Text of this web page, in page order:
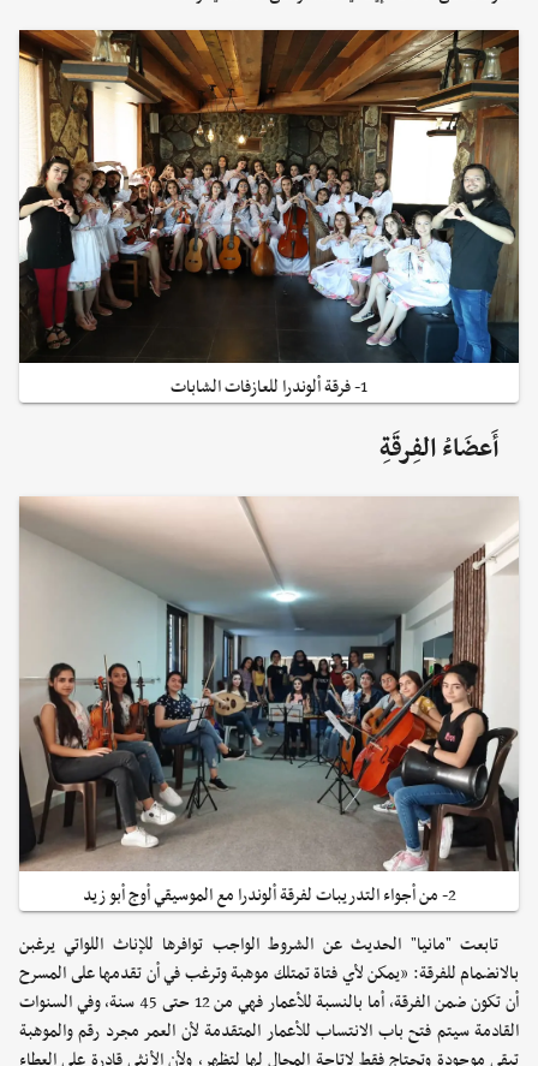
1- فرقة ألوندرا للعازفات الشابات
أَعضَاءُ الفِرقَةِ
2- من أجواء التدريبات لفرقة ألوندرا مع الموسيقي أوج أبو زيد
تابعت "مانيا" الحديث عن الشروط الواجب توافرها للإناث اللواتي يرغبن
بالانضمام للفرقة: «يمكن لأي فتاة تمتلك موهبة وترغب في أن تقدمها على المسرح
أن تكون ضمن الفرقة، أما بالنسبة للأعمار فهي من 12 حتى 45 سنة، وفي السنوات
القادمة سيتم فتح باب الانتساب للأعمار المتقدمة لأن العمر مجرد رقم والموهبة
تبقى موجودة وتحتاج فقط لإتاحة المجال لها لتظهر، ولأن الأنثى قادرة على العطاء